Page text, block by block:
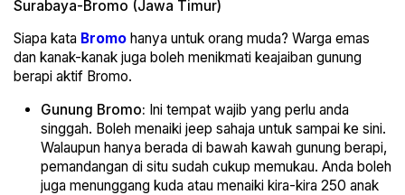
Surabaya-Bromo (Jawa Timur)
Siapa kata Bromo hanya untuk orang muda? Warga emas
dan kanak-kanak juga boleh menikmati keajaiban gunung
berapi aktif Bromo.
Gunung Bromo: Ini tempat wajib yang perlu anda
singgah. Boleh menaiki jeep sahaja untuk sampai ke sini.
Walaupun hanya berada di bawah kawah gunung berapi,
pemandangan di situ sudah cukup memukau. Anda boleh
juga menunggang kuda atau menaiki kira-kira 250 anak